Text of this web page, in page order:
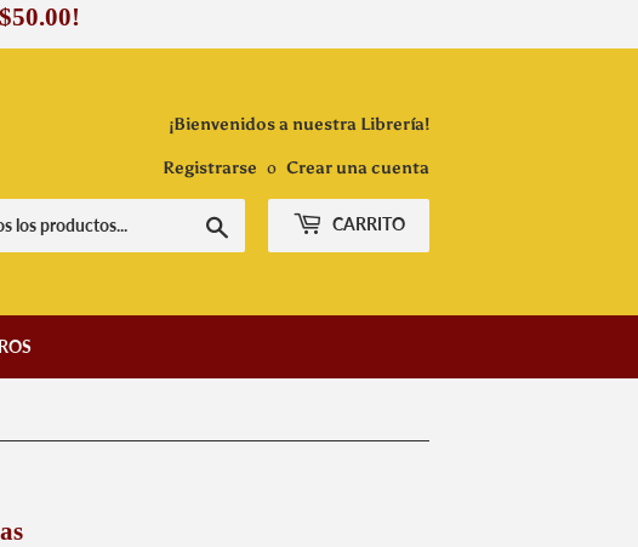
¡Bienvenidos a nuestra Librería!
Registrarse o Crear una cuenta
CARRITO